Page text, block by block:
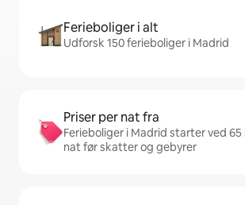
Ferieboliger i alt
Udforsk 150 ferieboliger i Madrid
Priser per nat fra
Ferieboliger i Madrid starter ved 65
nat før skatter og gebyrer